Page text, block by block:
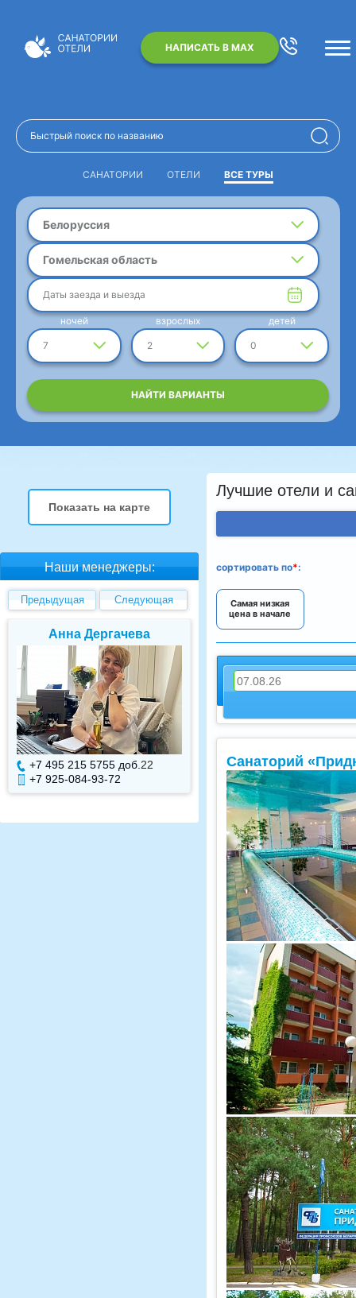
НАПИСАТЬ В MAX
САНАТОРИИ ОТЕЛИ ВСЕ ТУРЫ
Белоруссия
Гомельская область
Даты заезда и выезда
7
ночей
2
взрослых
0
детей
НАЙТИ ВАРИАНТЫ
Показать на карте
Наши менеджеры:
Предыдущая Следующая
Елена Валуева
+7 495 215 5755 доб.7
+7 925-084-93-71
Светлана
+7 495 215 5755
+7 925-084-93-70
Лучшие отели и
сортировать по*:
Самая низкая
цена в начале
Санаторий